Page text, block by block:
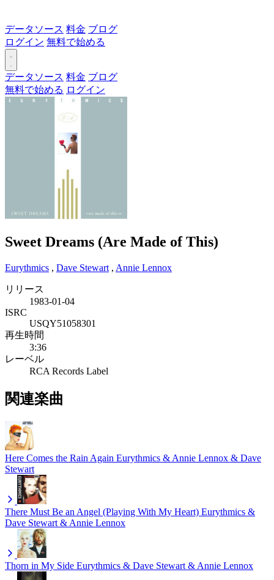
データソース 料金 ブログ
ログイン 無料で始める
データソース 料金 ブログ
無料で始める ログイン
Sweet Dreams (Are Made of This)
Eurythmics , Dave Stewart , Annie Lennox
リリース
1983-01-04
ISRC
USQY51058301
再生時間
3:36
レーベル
RCA Records Label
関連楽曲
Here Comes the Rain Again Eurythmics & Annie Lennox & Dave
Stewart
There Must Be an Angel (Playing With My Heart) Eurythmics &
Dave Stewart & Annie Lennox
Thorn in My Side Eurythmics & Dave Stewart & Annie Lennox